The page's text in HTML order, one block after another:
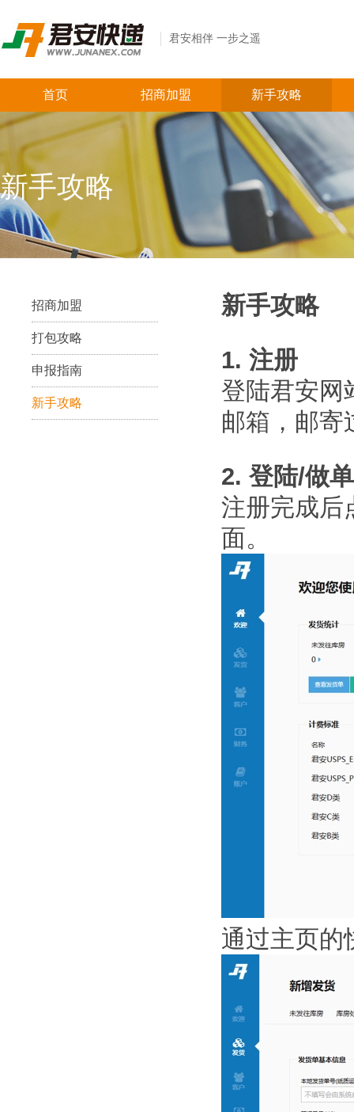
君安相伴 一步之遥
首页 招商加盟 新手攻略
新手攻略
招商加盟
打包攻略
申报指南
新手攻略
新手攻略
1. 注册
登陆君安网
邮箱，邮寄
2. 登陆/做单
注册完成后
面。
通过主页的